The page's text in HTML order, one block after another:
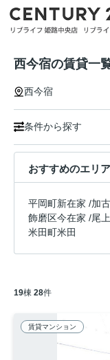
西今宿の賃貸一
西今宿
条件から探す
おすすめのエリア
平岡町新在家 /加
飾磨区今在家 /尾
米田町米田
19棟 28件
賃貸マンション